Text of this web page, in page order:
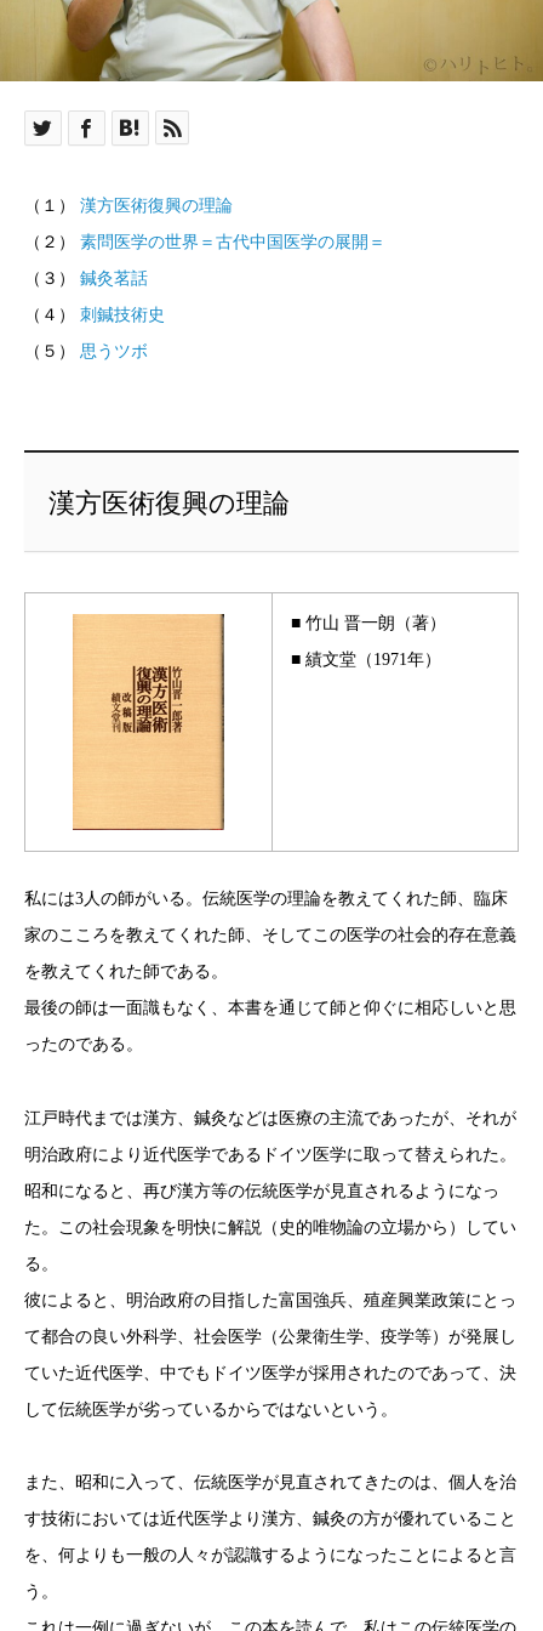
（１） 漢方医術復興の理論
（２） 素問医学の世界＝古代中国医学の展開＝
（３） 鍼灸茗話
（４） 刺鍼技術史
（５） 思うツボ
漢方医術復興の理論
■ 竹山 晋一朗
（著）
■ 績文堂（1971年）
私には3人の師がいる。伝統医学の理論を教えてくれた師、臨床
家のこころを教えてくれた師、そしてこの医学の社会的存在意義
を教えてくれた師である。
最後の師は一面識もなく、本書を通じて師と仰ぐに相応しいと思
ったのである。
江戸時代までは漢方、鍼灸などは医療の主流であったが、それが
明治政府により近代医学であるドイツ医学に取って替えられた。
昭和になると、再び漢方等の伝統医学が見直されるようになっ
た。この社会現象を明快に解説（史的唯物論の立場から）してい
る。
彼によると、明治政府の目指した富国強兵、殖産興業政策にとっ
て都合の良い外科学、社会医学（公衆衛生学、疫学等）が発展し
ていた近代医学、中でもドイツ医学が採用されたのであって、決
して伝統医学が劣っているからではないという。
また、昭和に入って、伝統医学が見直されてきたのは、個人を治
す技術においては近代医学より漢方、鍼灸の方が優れていること
を、何よりも一般の人々が認識するようになったことによると言
う。